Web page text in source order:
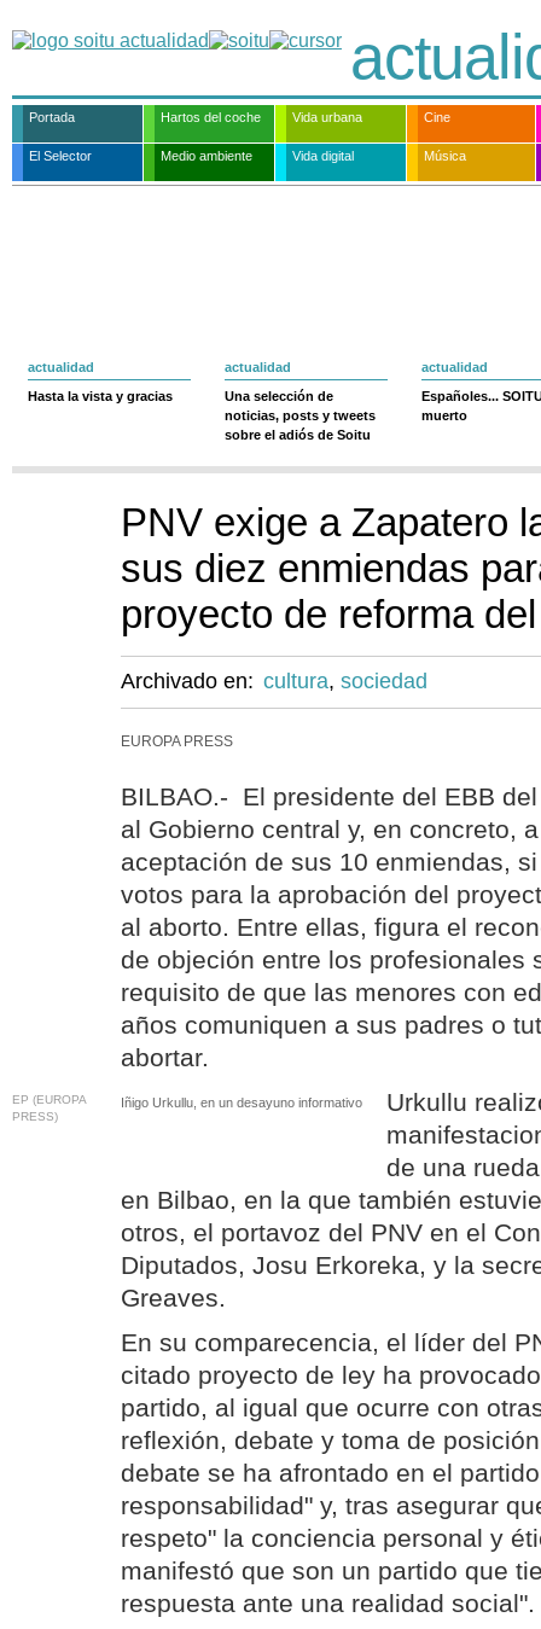
Portada Hartos del coche Vida urbana Cine
El Selector Medio ambiente Vida digital Música
actualidad
Hasta la vista y gracias
actualidad
Una selección de
noticias, posts y tweets
sobre el adiós de Soitu
actualidad
Españoles...
muerto
PNV exige a Zapatero
sus diez enmiendas
proyecto de reforma
Archivado en: cultura, sociedad
EUROPA PRESS
BILBAO.- El presidente del EBB
al Gobierno central y, en concreto,
aceptación de sus 10 enmiendas,
votos para la aprobación del
al aborto. Entre ellas, figura el
de objeción entre los profesionales
requisito de que las menores con
años comuniquen a sus padres o
abortar.
EP (EUROPA
PRESS)
Iñigo Urkullu, en un desayuno informativo
Urkullu
de una
en Bilbao, en la que también
otros, el portavoz del PNV en el
Diputados, Josu Erkoreka, y la
Greaves.
En su comparecencia, el líder del
citado proyecto de ley ha
partido, al igual que ocurre con
reflexión, debate y toma de
debate se ha afrontado en el
responsabilidad" y, tras asegurar
respeto" la conciencia personal y
manifestó que son un partido que
respuesta ante una realidad social".